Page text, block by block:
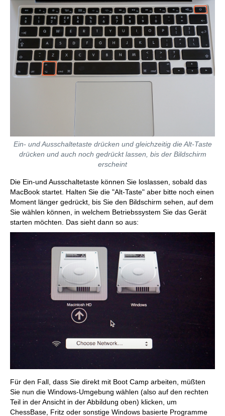
Ein- und Ausschaltetaste drücken und gleichzeitig die Alt-Taste
drücken und auch noch gedrückt lassen, bis der Bildschirm
erscheint
Die Ein-und Ausschaltetaste können Sie loslassen, sobald das
MacBook startet. Halten Sie die "Alt-Taste" aber bitte noch einen
Moment länger gedrückt, bis Sie den Bildschirm sehen, auf dem
Sie wählen können, in welchem Betriebssystem Sie das Gerät
starten möchten. Das sieht dann so aus:
Für den Fall, dass Sie direkt mit Boot Camp arbeiten, müßten
Sie nun die Windows-Umgebung wählen (also auf den rechten
Teil in der Ansicht in der Abbildung oben) klicken, um
ChessBase, Fritz oder sonstige Windows basierte Programme